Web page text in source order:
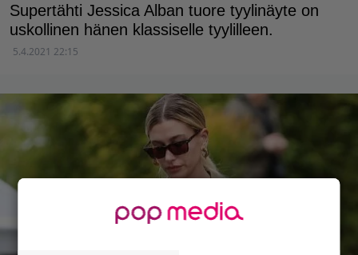
Supertähti Jessica Alban tuore tyylinäyte on
uskollinen hänen klassiselle tyylilleen.
5.4.2021 22:15